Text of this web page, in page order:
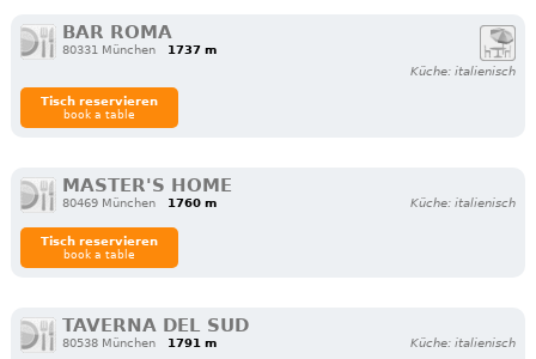
BAR ROMA
80331 München
1737 m
Küche: italienisch
Tisch reservieren
book a table
MASTER'S HOME
80469 München 1760 m Küche: italienisch
Tisch reservieren
book a table
TAVERNA DEL SUD
80538 München 1791 m Küche: italienisch